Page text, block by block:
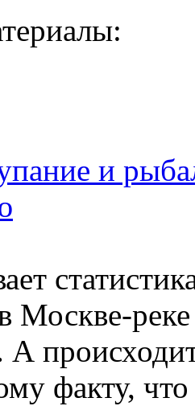
и
Москве-
А
факту,